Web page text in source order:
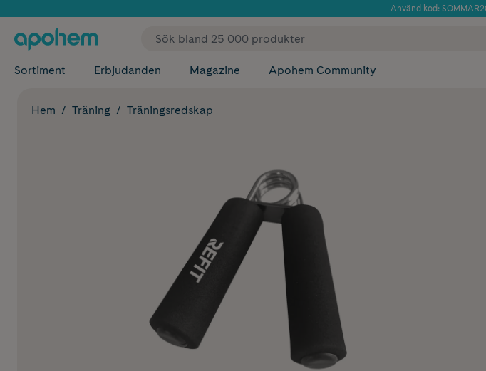
Använd kod:
✓ Fri frakt
Sortiment Erbjudanden Magazine Apohem Community
Hem Träning Träningsredskap